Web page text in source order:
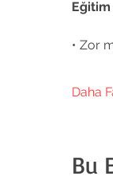
• Zor
Daha
Bu